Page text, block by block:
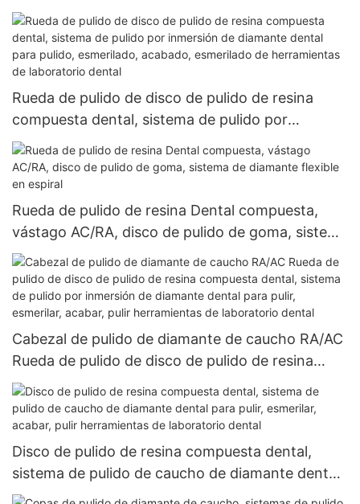
Rueda de pulido de disco de pulido de resina
compuesta dental, sistema de pulido por
inmersión de diamante dental para pulido,
esmerilado, acabado, esmerilado de
herramientas de laboratorio dental
Rueda de pulido de resina Dental compuesta,
vástago AC/RA, disco de pulido de goma, sistema
de diamante flexible en espiral
Cabezal de pulido de diamante de caucho RA/AC
Rueda de pulido de disco de pulido de resina
compuesta dental, sistema de pulido por
inmersión de diamante dental para pulir,
esmerilar, acabar, pulir herramientas de
laboratorio dental
Disco de pulido de resina compuesta dental,
sistema de pulido de caucho de diamante dental
para pulir, esmerilar, acabar, pulir herramientas